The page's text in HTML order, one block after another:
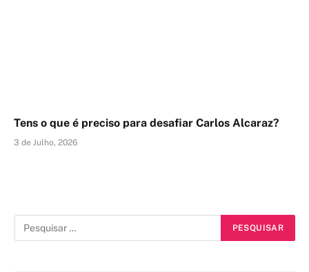
Tens o que é preciso para desafiar Carlos Alcaraz?
3 de Julho, 2026